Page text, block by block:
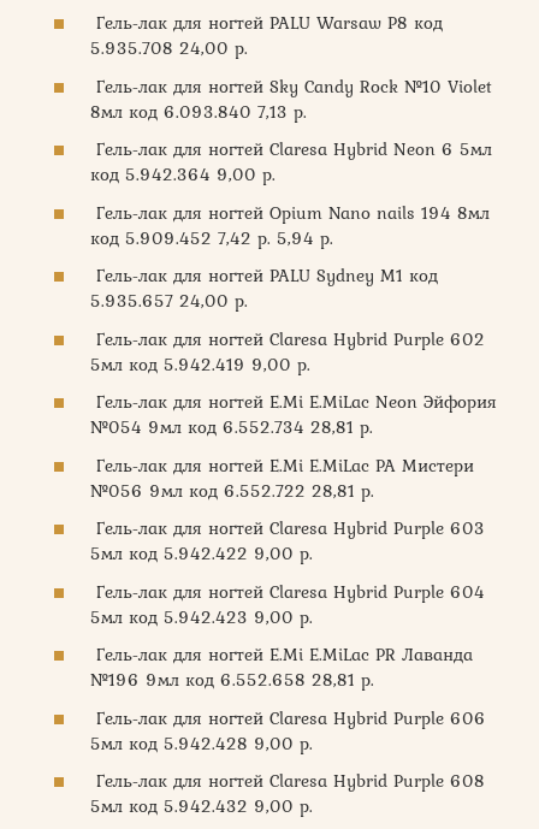
Гель-лак для ногтей PALU Warsaw P8 код
5.935.708 24,00 р.
Гель-лак для ногтей Sky Candy Rock №10 Violet
8мл код 6.093.840 7,13 р.
Гель-лак для ногтей Claresa Hybrid Neon 6 5мл
код 5.942.364 9,00 р.
Гель-лак для ногтей Opium Nano nails 194 8мл
код 5.909.452 7,42 р. 5,94 р.
Гель-лак для ногтей PALU Sydney M1 код
5.935.657 24,00 р.
Гель-лак для ногтей Claresa Hybrid Purple 602
5мл код 5.942.419 9,00 р.
Гель-лак для ногтей E.Mi E.MiLac Neon Эйфория
№054 9мл код 6.552.734 28,81 р.
Гель-лак для ногтей E.Mi E.MiLac PA Мистери
№056 9мл код 6.552.722 28,81 р.
Гель-лак для ногтей Claresa Hybrid Purple 603
5мл код 5.942.422 9,00 р.
Гель-лак для ногтей Claresa Hybrid Purple 604
5мл код 5.942.423 9,00 р.
Гель-лак для ногтей E.Mi E.MiLac PR Лаванда
№196 9мл код 6.552.658 28,81 р.
Гель-лак для ногтей Claresa Hybrid Purple 606
5мл код 5.942.428 9,00 р.
Гель-лак для ногтей Claresa Hybrid Purple 608
5мл код 5.942.432 9,00 р.